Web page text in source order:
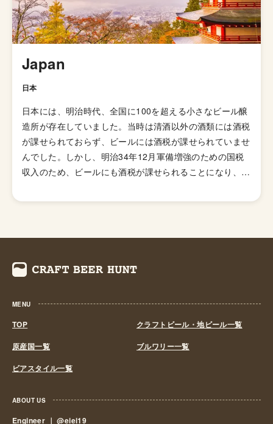
やニュージーランドなどの当時の植民地諸国へと輸出さ
れ、各国へと普及していきましたが、アメリカではさらに
独自の進化を遂げてきました。 ローストしたモルトを使
素を加えて頭部を取り除きドライで爽やかな飲み口を実現
した「ブリュットIPA」、ホップが強烈でアルコール度数
味の少ないホップを使い、ジューシーな柑橘系とフローラ
ルのフレーバーが特徴の「ニューイングランドIPA（ヘイ
ジーIPA・ジューシーIPA）」など様々なIPAのスタイルが
存在します。
Japan
日本
日本には、明治時代、全国に100を超える小さなビール醸
造所が存在していました。当時は清酒以外の酒類には酒税
が課せられておらず、ビールには酒税が課せられていませ
んでした。しかし、明治34年12月軍備増強のための国税
収入のため、ビールにも酒税が課せられることになり、資
を消していきました。これによりビール作りは戦後しばら
の年間2,000キロリッターから60キロリッターに引き下げ
られたことで転機がおとずれます。これにより、再び小規
が誕生する流れができました。ちなみ、地ビール製造免許
第1号は新潟県のエチゴビールと北海道のオホーツクビー
「オホーツクビール」が発売されました。 この経済政策
は功を奏し、日本中に続々と地ビール製造業社が生まれ、
造所が全国各地に誕生しました。しかし、ただブームだけ
に乗って参入したきた業社は、ビールの品質が低かった
MENU
TOP
クラフトビール・地ビール一覧
原産国一覧
ブルワリー一覧
ビアスタイル一覧
ABOUT US
Engineer ｜@eiei19